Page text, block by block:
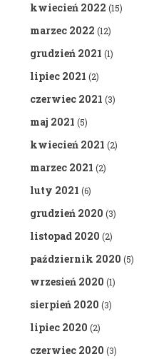
kwiecień 2022 (15)
marzec 2022 (12)
grudzień 2021 (1)
lipiec 2021 (2)
czerwiec 2021 (3)
maj 2021 (5)
kwiecień 2021 (2)
marzec 2021 (2)
luty 2021 (6)
grudzień 2020 (3)
listopad 2020 (2)
październik 2020 (5)
wrzesień 2020 (1)
sierpień 2020 (3)
lipiec 2020 (2)
czerwiec 2020 (3)